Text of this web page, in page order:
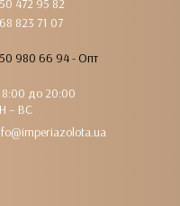
472 95 82
823 71 07
980 66 94 - Опт
8:00 до 20:00
– ВС